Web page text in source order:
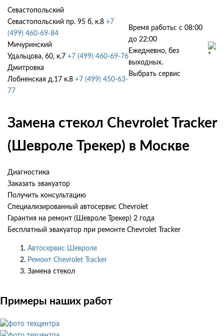
Севастопольский
Севастопольский пр. 95 б, к.8 +7
(499) 460-69-84
Мичуринский
Удальцова, 60, к.7 +7 (499) 460-69-76
Дмитровка
Лобненская д.17 к.8 +7 (499) 450-63-
77
Время работы: с 08:00
до 22:00
Ежедневно, без
выходных.
Выбрать сервис
Замена стекол Chevrolet Tracker
(Шевроле Трекер) в Москве
Диагностика
Заказать эвакуатор
Получить консультацию
Специализированный автосервис Chevrolet
Гарантия на ремонт (Шевроле Трекер) 2 года
Бесплатный эвакуатор при ремонте Chevrolet Tracker
Автосервис Шевроле
Ремонт Chevrolet Tracker
Замена стекол
Примеры наших работ